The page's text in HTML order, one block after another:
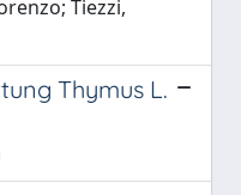
Tiezzi,
Thymus L.